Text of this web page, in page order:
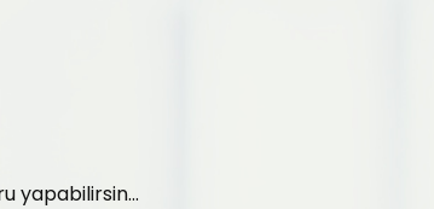
yapabilirsin...